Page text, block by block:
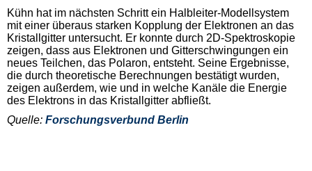
Kühn hat im nächsten Schritt ein Halbleiter-Modellsystem
mit einer überaus starken Kopplung der Elektronen an das
Kristallgitter untersucht. Er konnte durch 2D-Spektroskopie
zeigen, dass aus Elektronen und Gitterschwingungen ein
neues Teilchen, das Polaron, entsteht. Seine Ergebnisse,
die durch theoretische Berechnungen bestätigt wurden,
zeigen außerdem, wie und in welche Kanäle die Energie
des Elektrons in das Kristallgitter abfließt.
Quelle: Forschungsverbund Berlin